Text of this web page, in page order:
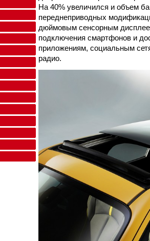
На 40% увеличился и объем
переднеприводных
дюймовым сенсорным
подключения смартфонов и
приложениям, социальным
радио.